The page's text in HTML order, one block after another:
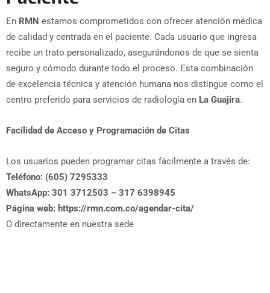
En RMN estamos comprometidos con ofrecer atención médica
de calidad y centrada en el paciente. Cada usuario que ingresa
recibe un trato personalizado, asegurándonos de que se sienta
seguro y cómodo durante todo el proceso. Esta combinación
de excelencia técnica y atención humana nos distingue como el
centro preferido para servicios de radiología en La Guajira.
Facilidad de Acceso y Programación de Citas
Los usuarios pueden programar citas fácilmente a través de:
Teléfono: (605) 7295333
WhatsApp: 301 3712503 – 317 6398945
Página web: https://rmn.com.co/agendar-cita/
O directamente en nuestra sede